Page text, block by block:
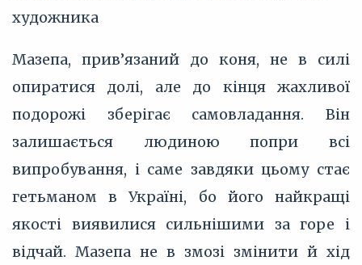
художника
Мазепа, прив’язаний до коня, не в силі
опиратися долі, але до кінця жахливої
подорожі зберігає самовладання. Він
залишається людиною попри всі
випробування, і саме завдяки цьому стає
гетьманом в Україні, бо його найкращі
якості виявилися сильнішими за горе і
відчай. Мазепа не в змозі змінити й хід